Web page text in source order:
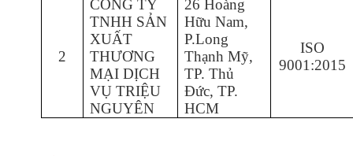
2
CÔNG TY
TNHH SẢN
XUẤT
THƯƠNG
MẠI DỊCH
VỤ TRIỆU
NGUYÊN
26 Hoàng
Hữu Nam,
P.Long
Thạnh Mỹ,
TP. Thủ
Đức, TP.
HCM
ISO
9001:2015